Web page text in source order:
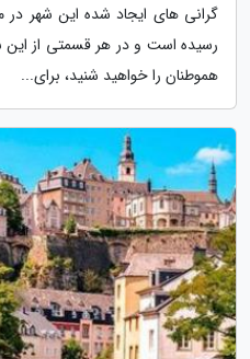
گرانی های ایجاد شده این شهر در
رسیده است و در هر قسمتی از این
هموطنان را خواهید شنید، برای...